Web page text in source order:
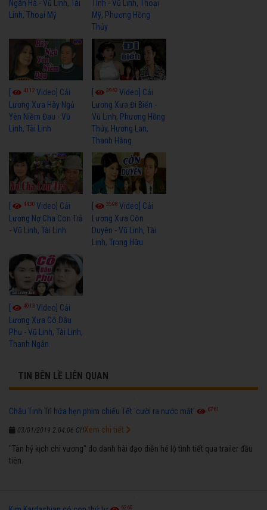
Ngân Hà - Vũ Linh, Tài
Linh, Thoại Mỹ
Tình - Vũ Linh, Thoại
Mỹ, Phương Hồng
Thủy
4112 Video] Cải
Lương Xưa Hãy Ngủ
Yên Niềm Đau - Vũ
Linh, Tài Linh
3962Video] Cải
Lương Xưa Đi Biển -
Vũ Linh, Phương Hồng
Thủy, Hương Lan,
Thanh Hằng
4430 Video] Cải
Lương Nợ Cha Con Trả
- Vũ Linh, Tài Linh
3598Video] Cải
Lương Xưa Còn
Duyên - Vũ Linh, Tài
Linh, Trọng Hữu
[ 4013 Video] Cải
Lương Xưa Cô Dâu
Phụ - Vũ Linh, Tài Linh,
Thanh Ngân
TIN BÊN LỀ LIÊN QUAN
Châu Tinh Trì hứa hẹn phim chiếu Tết 'cười ra nước mắt' 6761
03/01/2019 2:04:06 CH
"Tân hỷ kịch chi vương" do danh hài đạo diễn hé lộ tình tiết qua trailer đầu
tiên.
Xem chi tiết
6260